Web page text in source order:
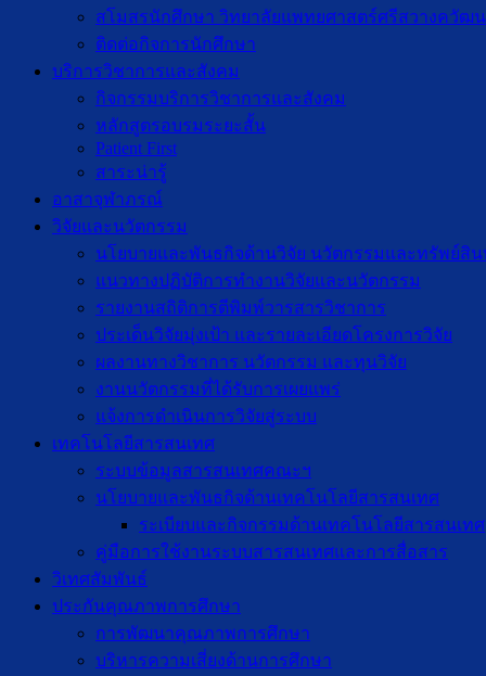
สโมสรนักศึกษา วิทยาลัยแพทยศาสตร์ศรีสวางควัฒน
ติดต่อกิจการนักศึกษา
บริการวิชาการและสังคม
กิจกรรมบริการวิชาการและสังคม
หลักสูตรอบรมระยะสั้น
Patient First
สาระน่ารู้
อาสาจุฬาภรณ์
วิจัยและนวัตกรรม
นโยบายและพันธกิจด้านวิจัย นวัตกรรมและทรัพย์สิ
แนวทางปฏิบัติการทำงานวิจัยและนวัตกรรม
รายงานสถิติการตีพิมพ์วารสารวิชาการ
ประเด็นวิจัยมุ่งเป้า และรายละเอียดโครงการวิจัย
ผลงานทางวิชาการ นวัตกรรม และทุนวิจัย
งานนวัตกรรมที่ได้รับการเผยแพร่
แจ้งการดำเนินการวิจัยสู่ระบบ
เทคโนโลยีสารสนเทศ
ระบบข้อมูลสารสนเทศคณะฯ
นโยบายและพันธกิจด้านเทคโนโลยีสารสนเทศ
ระเบียบและกิจกรรมด้านเทคโนโลยีสารสนเทศ
คู่มือการใช้งานระบบสารสนเทศและการสื่อสาร
วิเทศสัมพันธ์
ประกันคุณภาพการศึกษา
การพัฒนาคุณภาพการศึกษา
บริหารความเสี่ยงด้านการศึกษา